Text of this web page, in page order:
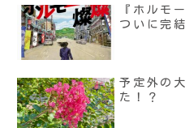
『ホルモ
ついに完結
予定外の
た！？